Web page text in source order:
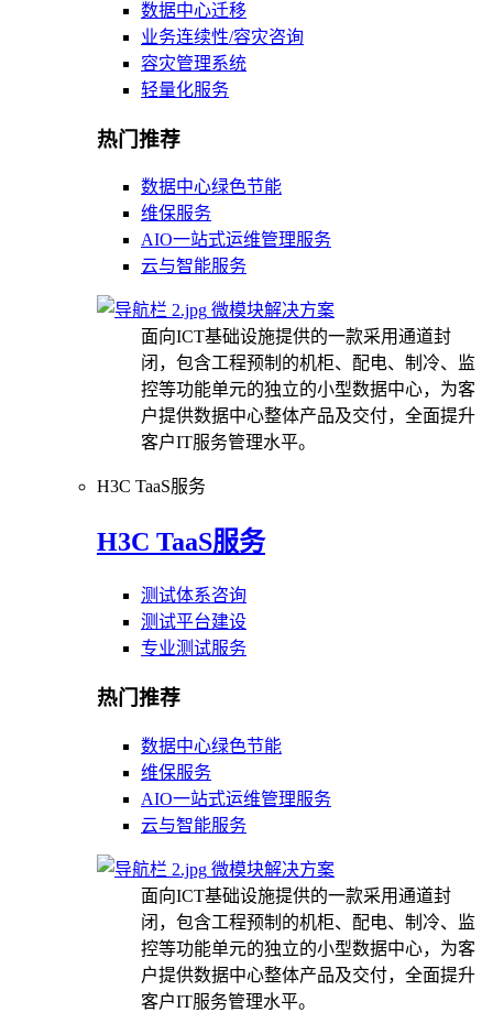
数据中心迁移
业务连续性/容灾咨询
容灾管理系统
轻量化服务
热门推荐
数据中心绿色节能
维保服务
AIO一站式运维管理服务
云与智能服务
微模块解决方案
面向ICT基础设施提供的一款采用通道封
闭，包含工程预制的机柜、配电、制冷、监
控等功能单元的独立的小型数据中心，为客
户提供数据中心整体产品及交付，全面提升
客户IT服务管理水平。
H3C TaaS服务
H3C TaaS服务
测试体系咨询
测试平台建设
专业测试服务
热门推荐
数据中心绿色节能
维保服务
AIO一站式运维管理服务
云与智能服务
微模块解决方案
面向ICT基础设施提供的一款采用通道封
闭，包含工程预制的机柜、配电、制冷、监
控等功能单元的独立的小型数据中心，为客
户提供数据中心整体产品及交付，全面提升
客户IT服务管理水平。